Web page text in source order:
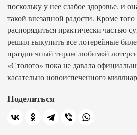
поскольку у нее слабое здоровье, и
такой внезапной радости. Кроме
распорядиться практически частью
решил выкупить все лотерейные
праздничный тираж любимой
«Столото» пока не давала
касательно новоиспеченного
Поделиться